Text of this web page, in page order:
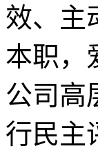
效、主
本职，
公司高
行民主